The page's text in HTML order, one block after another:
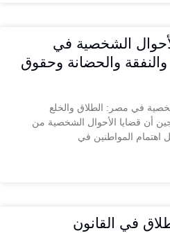
الشخصية في
والحضانة وحقوق
في مصر: الطلاق والخلع
أن قضايا الأحوال الشخصية من
اهتمام المواطنين في
في القانون